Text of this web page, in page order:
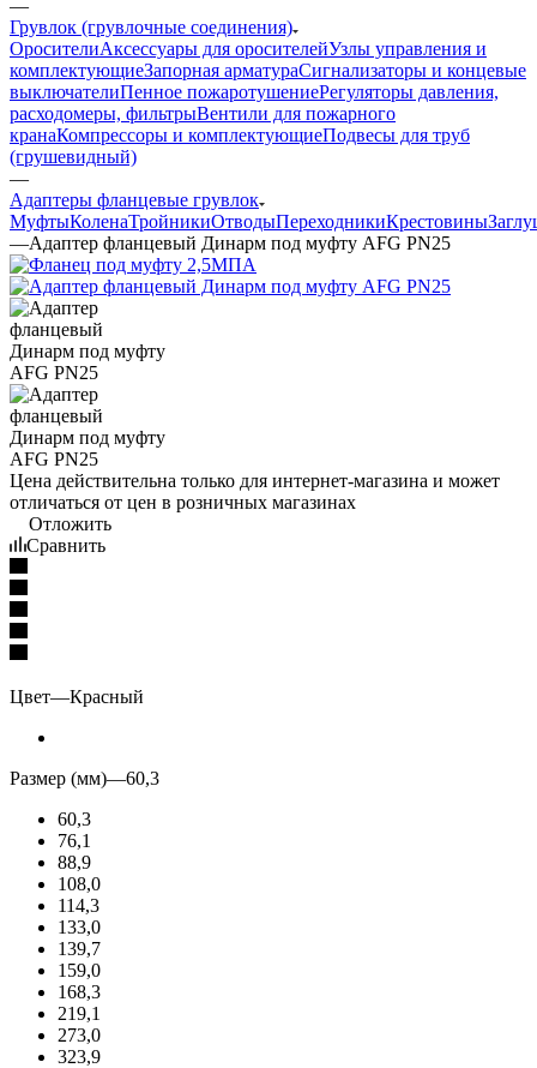
—
Грувлок (грувлочные соединения)
ОросителиАксессуары для оросителейУзлы управления и
комплектующиеЗапорная арматураСигнализаторы и концевые
выключателиПенное пожаротушениеРегуляторы давления,
расходомеры, фильтрыВентили для пожарного
кранаКомпрессоры и комплектующиеПодвесы для труб
(грушевидный)
—
Адаптеры фланцевые грувлок
МуфтыКоленаТройникиОтводыПереходникиКрестовины
—Адаптер фланцевый Динарм под муфту AFG PN25
Цена действительна только для интернет-магазина и может
отличаться от цен в розничных магазинах
Отложить
Сравнить
Цвет—Красный
Размер (мм)—60,3
60,3
76,1
88,9
108,0
114,3
133,0
139,7
159,0
168,3
219,1
273,0
323,9